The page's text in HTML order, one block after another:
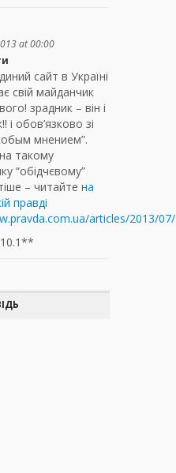
at 00:00
сайт в Україні
свій майданчик
зрадник – він і
і обов’язково зі
мнением”.
такому
“обідчєвому”
– читайте на
правді
articles/2013/